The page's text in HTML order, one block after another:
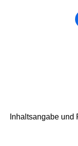
Inhaltsangabe